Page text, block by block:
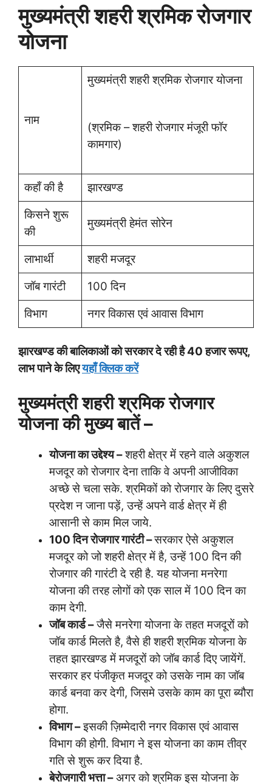
मुख्यमंत्री शहरी श्रमिक रोजगार
योजना
नाम
मुख्यमंत्री शहरी श्रमिक रोजगार योजना
(श्रमिक – शहरी रोजगार मंजूरी फॉर
कामगार)
कहाँ की है
झारखण्ड
किसने शुरू
की
मुख्यमंत्री हेमंत सोरेन
लाभार्थी
शहरी मजदूर
जॉब गारंटी
100 दिन
विभाग
नगर विकास एवं आवास विभाग
झारखण्ड की बालिकाओं को सरकार दे रही है 40 हजार रूपए,
लाभ पाने के लिएयहाँ क्लिक करें
मुख्यमंत्री शहरी श्रमिक रोजगार
योजना की मुख्य बातें –
योजना का उद्देश्य –शहरी क्षेत्र में रहने वाले अकुशल
मजदूर को रोजगार देना ताकि वे अपनी आजीविका
अच्छे से चला सके. श्रमिकों को रोजगार के लिए दुसरे
प्रदेश न जाना पड़ें, उन्हें अपने वार्ड क्षेत्र में ही
आसानी से काम मिल जाये.
100 दिन रोजगार गारंटी –सरकार ऐसे अकुशल
मजदूर को जो शहरी क्षेत्र में है, उन्हें 100 दिन की
रोजगार की गारंटी दे रही है. यह योजना मनरेगा
योजना की तरह लोगों को एक साल में 100 दिन का
काम देगी.
जॉब कार्ड –जैसे मनरेगा योजना के तहत मजदूरों को
जॉब कार्ड मिलते है, वैसे ही शहरी श्रमिक योजना के
तहत झारखण्ड में मजदूरों को जॉब कार्ड दिए जायेंगें.
सरकार हर पंजीकृत मजदूर को उसके नाम का जॉब
कार्ड बनवा कर देगी, जिसमे उसके काम का पूरा ब्यौरा
होगा.
विभाग –इसकी ज़िम्मेदारी नगर विकास एवं आवास
विभाग की होगी. विभाग ने इस योजना का काम तीव्र
गति से शुरू कर दिया है.
बेरोजगारी भत्ता –अगर को श्रमिक इस योजना के